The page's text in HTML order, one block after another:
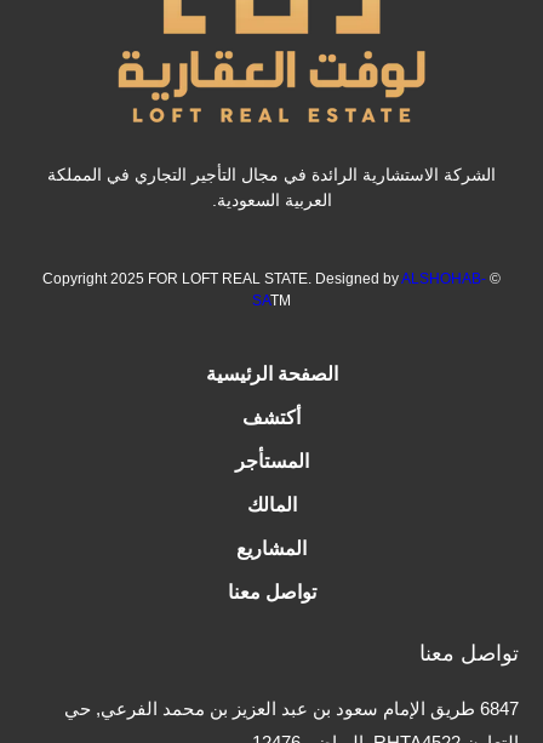
الشركة الاستشارية الرائدة في مجال التأجير التجاري في المملكة
العربية السعودية.
© Copyright 2025 FOR LOFT REAL STATE. Designed by
ALSHOHAB-
SATM
الصفحة الرئيسية
أكتشف
المستأجر
المالك
المشاريع
تواصل معنا
تواصل معنا
6847 طريق الإمام سعود بن عبد العزيز بن محمد الفرعي, حي